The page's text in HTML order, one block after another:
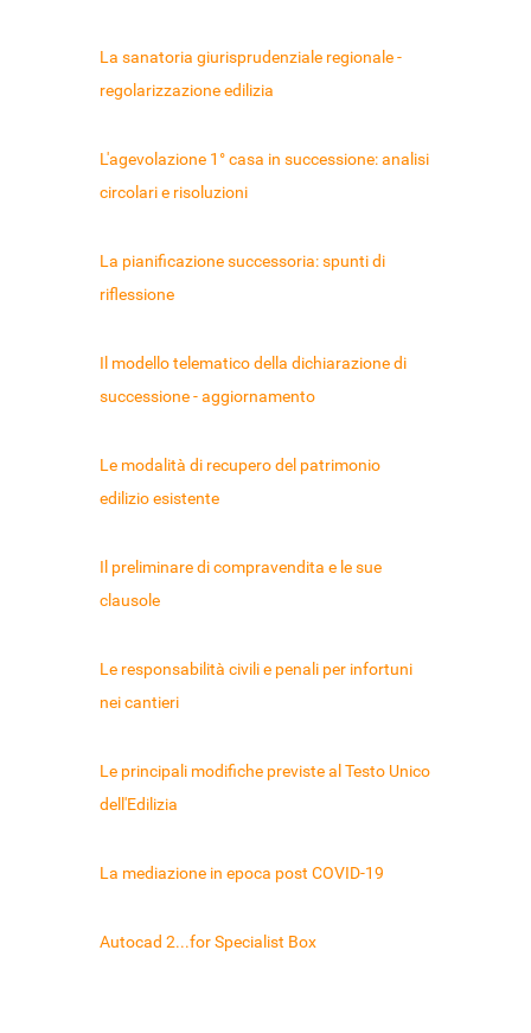
La sanatoria giurisprudenziale regionale -
regolarizzazione edilizia
L'agevolazione 1° casa in successione: analisi
circolari e risoluzioni
La pianificazione successoria: spunti di
riflessione
Il modello telematico della dichiarazione di
successione - aggiornamento
Le modalità di recupero del patrimonio
edilizio esistente
Il preliminare di compravendita e le sue
clausole
Le responsabilità civili e penali per infortuni
nei cantieri
Le principali modifiche previste al Testo Unico
dell'Edilizia
La mediazione in epoca post COVID-19
Autocad 2...for Specialist Box